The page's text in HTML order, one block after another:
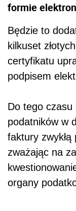
formie
Będzie to
kilkuset
certyfikatu
podpisem
Do tego czasu
podatników w
faktury
zważając na
organy